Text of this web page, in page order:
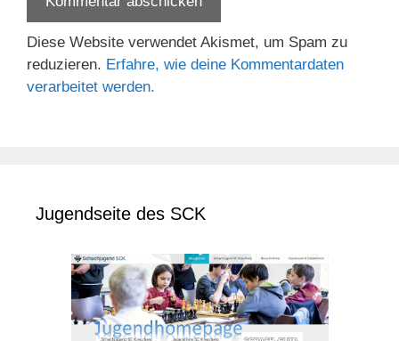
Diese Website verwendet Akismet, um Spam zu
reduzieren. Erfahre, wie deine Kommentardaten
verarbeitet werden.
Jugendseite des SCK